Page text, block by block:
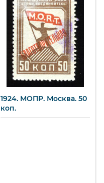
1924. МОПР. Москва. 50
коп.